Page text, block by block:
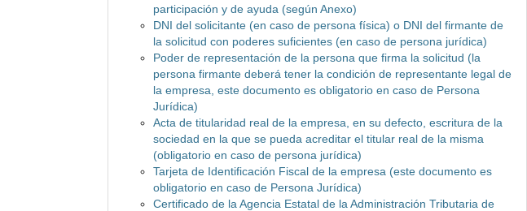
participación y de ayuda (según Anexo)
DNI del solicitante (en caso de persona física) o DNI del firmante de
la solicitud con poderes suficientes (en caso de persona jurídica)
Poder de representación de la persona que firma la solicitud (la
persona firmante deberá tener la condición de representante legal de
la empresa, este documento es obligatorio en caso de Persona
Jurídica)
Acta de titularidad real de la empresa, en su defecto, escritura de la
sociedad en la que se pueda acreditar el titular real de la misma
(obligatorio en caso de persona jurídica)
Tarjeta de Identificación Fiscal de la empresa (este documento es
obligatorio en caso de Persona Jurídica)
Certificado de la Agencia Estatal de la Administración Tributaria de